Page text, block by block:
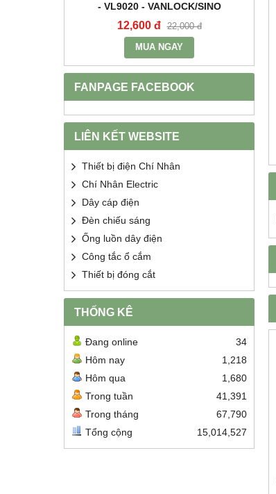
- VL9020 - VANLOCK/SINO
12,600 đ 22,000 đ
MUA NGAY
FANPAGE FACEBOOK
LIÊN KẾT WEBSITE
Thiết bị điện Chí Nhân
Chí Nhân Electric
Dây cáp điện
Đèn chiếu sáng
Ống luồn dây điện
Công tắc ổ cắm
Thiết bị đóng cắt
THỐNG KÊ
Đang online
34
Hôm nay
1,218
Hôm qua
1,680
Trong tuần
41,391
Trong tháng
67,790
Tổng cộng
15,014,527